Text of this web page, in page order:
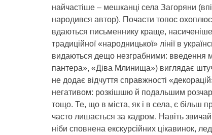
найчастіше – мешканці села Загоряни
народився автор). Почасти топос
вдаються письменнику краще,
традиційної «народницької» лінії в
видаються дещо незграбними: введення
пантера», «Діва Млинища») виглядає
не додає відчуття справжності
негативом: розкішшю й подальшим
тощо. Те, що в міста, як і в села, є більш
часто лишається за кадром. Навіть
ніби сповнена екскурсійних цікавинок,